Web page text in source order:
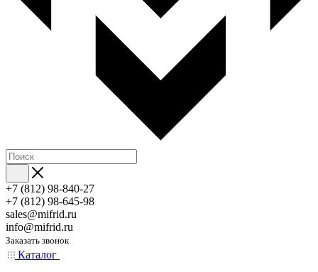
+7 (812) 98-840-27
+7 (812) 98-645-98
sales@mifrid.ru
info@mifrid.ru
Заказать звонок
Каталог